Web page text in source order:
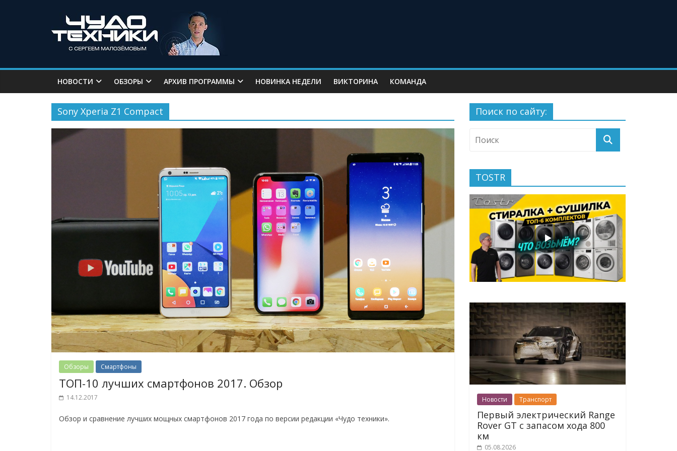
НОВОСТИ ОБЗОРЫ АРХИВ ПРОГРАММЫ НОВИНКА НЕДЕЛИ ВИКТОРИНА КОМАНДА
Sony Xperia Z1 Compact
Обзоры Смартфоны
ТОП-10 лучших смартфонов 2017. Обзор
14.12.2017
Обзор и сравнение лучших мощных смартфонов 2017 года по версии редакции «Чудо техники».
Поиск по сайту:
TOSTR
Новости Транспорт
Первый электрический Range
Rover GT с запасом хода 800
км
05.08.2026